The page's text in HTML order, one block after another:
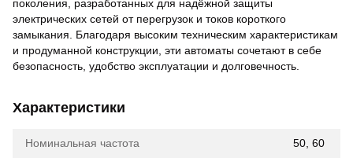
поколения, разработанных для надёжной защиты
электрических сетей от перегрузок и токов короткого
замыкания. Благодаря высоким техническим характеристикам
и продуманной конструкции, эти автоматы сочетают в себе
безопасность, удобство эксплуатации и долговечность.
Характеристики
Номинальная частота 50, 60